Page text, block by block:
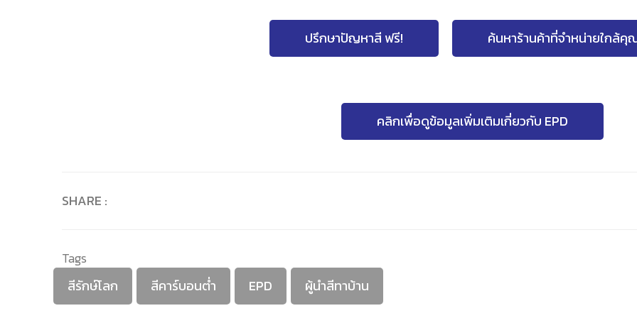
ปรึกษาปัญหาสี ฟรี! ค้นหาร้านค้าที่จำหน่ายใกล้คุ
คลิกเพื่อดูข้อมูลเพิ่มเติมเกี่ยวกับ EPD
SHARE :
Tags
สีรักษ์โลก
สีคาร์บอนต่ำ EPD ผู้นำสีทาบ้าน